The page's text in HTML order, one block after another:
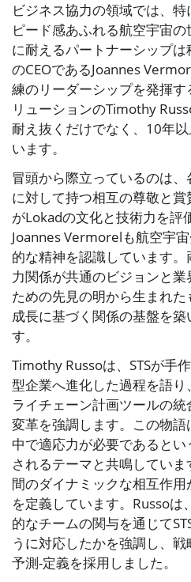
ビジネス協力の領域では、
ピード感あふれる航空宇宙
に耐えるパートナーシップ
のCEOであるJoannes
練のリーダーシップを発揮す
リューションのTimothy
耐え抜くだけでなく、10年
います。
冒頭から際立っているのは
に対して持つ相互の尊敬と
がLokadの文化と技術力を評
Joannes Vermorelも航空宇
的な精神を認識しています
力関係が共通のビジョンと
ための先見の明から生まれ
成長に基づく関係の基盤を
す。
Timothy Russoは、STSが手
型企業へ進化した過程を語
ライチェーン計画ツールの
変革を強調します。この物
中で適応力が必要であると
されるテーマと共鳴してい
間のダイナミックな相互作
を定義しています。Russoは
的なチームの関与を通じて
うに対応したかを強調し、
予測-定義を採用しました。